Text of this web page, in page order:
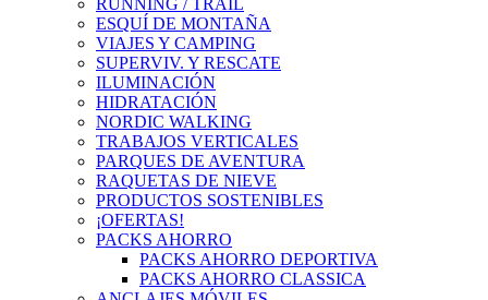
RUNNING / TRAIL
ESQUÍ DE MONTAÑA
VIAJES Y CAMPING
SUPERVIV. Y RESCATE
ILUMINACIÓN
HIDRATACIÓN
NORDIC WALKING
TRABAJOS VERTICALES
PARQUES DE AVENTURA
RAQUETAS DE NIEVE
PRODUCTOS SOSTENIBLES
¡OFERTAS!
PACKS AHORRO
PACKS AHORRO DEPORTIVA
PACKS AHORRO CLASSICA